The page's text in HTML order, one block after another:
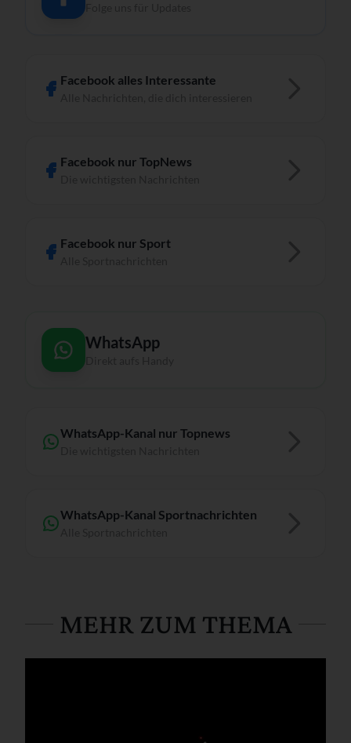
Facebook alles Interessante
Facebook nur TopNews
Facebook nur Sport
WhatsApp
WhatsApp-Kanal nur Topnews
WhatsApp-Kanal Sportnachrichten
MEHR ZUM THEMA